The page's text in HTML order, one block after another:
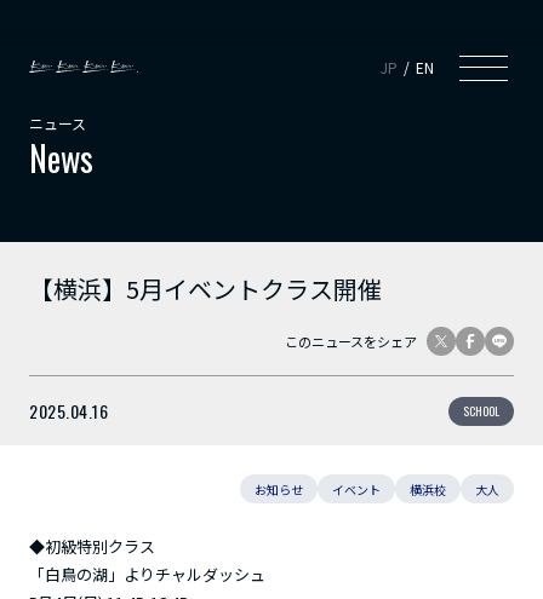
JP EN
ニュース
News
【横浜】5月イベントクラス開催
このニュースをシェア
2025.04.16 SCHOOL
お知らせ イベント 横浜校 大人
◆初級特別クラス
「白鳥の湖」よりチャルダッシュ